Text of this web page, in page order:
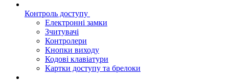
Контроль доступу
Електронні замки
Зчитувачі
Контролери
Кнопки виходу
Кодові клавіатури
Картки доступу та брелоки